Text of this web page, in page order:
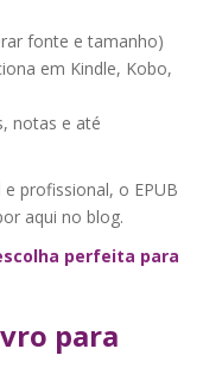
fonte e tamanho)
em Kindle, Kobo,
notas e até
profissional, o EPUB
aqui no blog.
perfeita para
para